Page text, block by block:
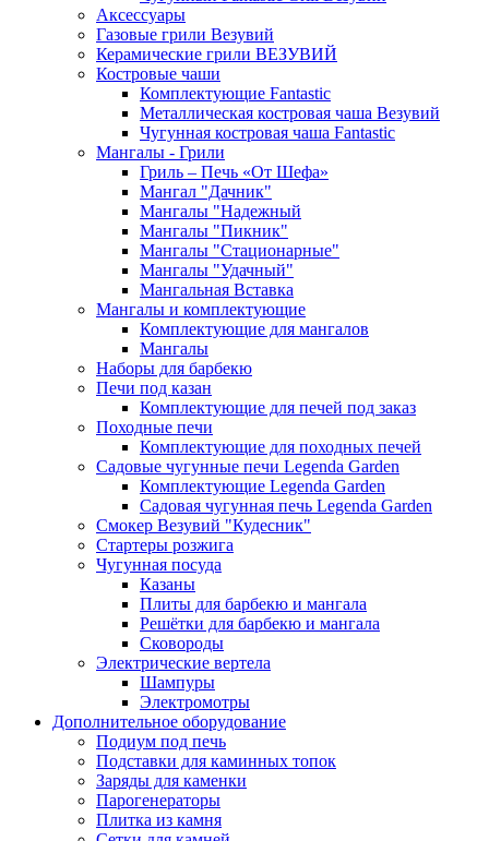
Аксессуары
Газовые грили Везувий
Керамические грили ВЕЗУВИЙ
Костровые чаши
Комплектующие Fantastic
Металлическая костровая чаша Везувий
Чугунная костровая чаша Fantastic
Мангалы - Грили
Гриль – Печь «От Шефа»
Мангал "Дачник"
Мангалы "Надежный
Мангалы "Пикник"
Мангалы "Стационарные"
Мангалы "Удачный"
Мангальная Вставка
Мангалы и комплектующие
Комплектующие для мангалов
Мангалы
Наборы для барбекю
Печи под казан
Комплектующие для печей под заказ
Походные печи
Комплектующие для походных печей
Садовые чугунные печи Legenda Garden
Комплектующие Legenda Garden
Садовая чугунная печь Legenda Garden
Смокер Везувий "Кудесник"
Стартеры розжига
Чугунная посуда
Казаны
Плиты для барбекю и мангала
Решётки для барбекю и мангала
Сковороды
Электрические вертела
Шампуры
Электромотры
Дополнительное оборудование
Подиум под печь
Подставки для каминных топок
Заряды для каменки
Парогенераторы
Плитка из камня